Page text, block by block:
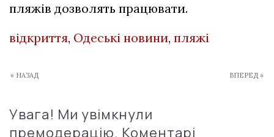
пляжів дозволять працювати.
відкриття, Одеські новини, пляжі
« НАЗАД ВПЕРЕД »
Увага! Ми увімкнули
премодерацію. Коментарі